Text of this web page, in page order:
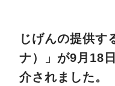
じげんの提供す
ナ）」が9月18
介されました。